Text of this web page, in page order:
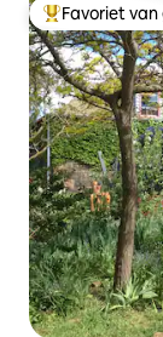
Topfavoriet
Favoriet